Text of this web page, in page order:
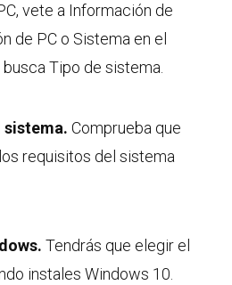
vete a Información de
de PC o Sistema en el
Tipo de sistema.
sistema. Comprueba que
requisitos del sistema
Tendrás que elegir el
instales Windows 10.